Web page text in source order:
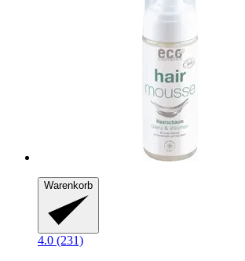
Warenkorb
4.0 (231)